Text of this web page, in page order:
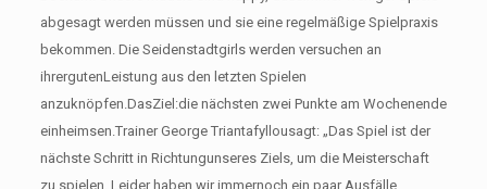
abgesagt werden müssen und sie eine regelmäßige Spielpraxis
bekommen. Die Seidenstadtgirls werden versuchen an
ihrergutenLeistung aus den letzten Spielen
anzuknöpfen.DasZiel:die nächsten zwei Punkte am Wochenende
einheimsen.Trainer George Triantafyllousagt: „Das Spiel ist der
nächste Schritt in Richtungunseres Ziels, um die Meisterschaft
zu spielen. Leider haben wir immernoch ein paar Ausfälle